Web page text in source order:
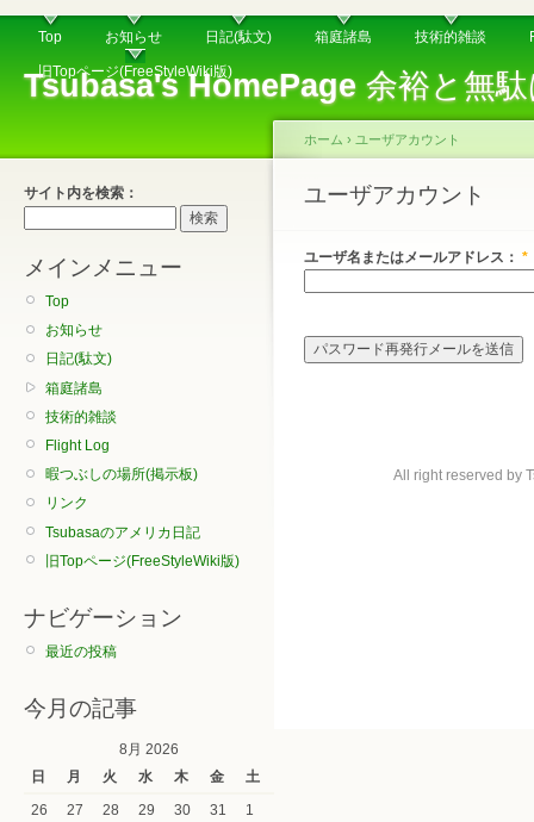
Tsubasa's HomePage余裕と無駄
Top お知らせ 日記(駄文) 箱庭諸島 技術的雑談
旧Topページ(FreeStyleWiki版)
サイト内を検索：
メインメニュー
Top
お知らせ
日記(駄文)
箱庭諸島
技術的雑談
Flight Log
暇つぶしの場所(掲示板)
リンク
Tsubasaのアメリカ日記
旧Topページ(FreeStyleWiki版)
ナビゲーション
最近の投稿
今月の記事
8月 2026
日
月 火 水 木 金
土
26
27 28 29 30 31
1
ホーム › ユーザアカウント
ユーザアカウント
ユーザ名またはメールアドレス： *
All right reserved by